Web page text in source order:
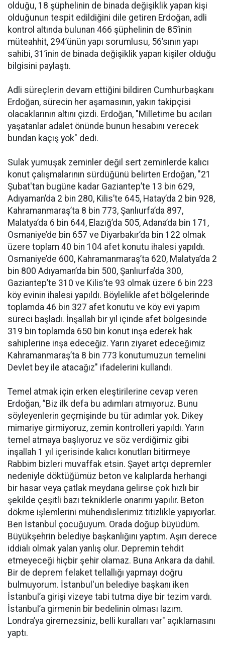
olduğu, 18 şüphelinin de binada değişiklik yapan kişi
olduğunun tespit edildiğini dile getiren Erdoğan, adli
kontrol altında bulunan 466 şüphelinin de 85’inin
müteahhit, 294’ünün yapı sorumlusu, 56’sının yapı
sahibi, 31’inin de binada değişiklik yapan kişiler olduğu
bilgisini paylaştı.
Adli süreçlerin devam ettiğini bildiren Cumhurbaşkanı
Erdoğan, sürecin her aşamasının, yakın takipçisi
olacaklarının altını çizdi. Erdoğan, "Milletime bu acıları
yaşatanlar adalet önünde bunun hesabını verecek
bundan kaçış yok" dedi.
Sulak yumuşak zeminler değil sert zeminlerde kalıcı
konut çalışmalarının sürdüğünü belirten Erdoğan, "21
Şubat'tan bugüne kadar Gaziantep’te 13 bin 629,
Adıyaman’da 2 bin 280, Kilis’te 645, Hatay’da 2 bin 928,
Kahramanmaraş’ta 8 bin 773, Şanlıurfa’da 897,
Malatya’da 6 bin 644, Elazığ’da 505, Adana’da bin 171,
Osmaniye’de bin 657 ve Diyarbakır’da bin 122 olmak
üzere toplam 40 bin 104 afet konutu ihalesi yapıldı.
Osmaniye’de 600, Kahramanmaraş’ta 620, Malatya’da 2
bin 800 Adıyaman’da bin 500, Şanlıurfa’da 300,
Gaziantep’te 310 ve Kilis’te 93 olmak üzere 6 bin 223
köy evinin ihalesi yapıldı. Böylelikle afet bölgelerinde
toplamda 46 bin 327 afet konutu ve köy evi yapım
süreci başladı. İnşallah bir yıl içinde afet bölgesinde
319 bin toplamda 650 bin konut inşa ederek hak
sahiplerine inşa edeceğiz. Yarın ziyaret edeceğimiz
Kahramanmaraş’ta 8 bin 773 konutumuzun temelini
Devlet bey ile atacağız" ifadelerini kullandı.
Temel atmak için erken eleştirilerine cevap veren
Erdoğan, ”Biz ilk defa bu adımları atmıyoruz. Bunu
söyleyenlerin geçmişinde bu tür adımlar yok. Dikey
mimariye girmiyoruz, zemin kontrolleri yapıldı. Yarın
temel atmaya başlıyoruz ve söz verdiğimiz gibi
inşallah 1 yıl içerisinde kalıcı konutları bitirmeye
Rabbim bizleri muvaffak etsin. Şayet artçı depremler
nedeniyle döktüğümüz beton ve kalıplarda herhangi
bir hasar veya çatlak meydana gelirse çok hızlı bir
şekilde çeşitli bazı tekniklerle onarımı yapılır. Beton
dökme işlemlerini mühendislerimiz titizlikle yapıyorlar.
Ben İstanbul çocuğuyum. Orada doğup büyüdüm.
Büyükşehrin belediye başkanlığını yaptım. Aşırı derece
iddialı olmak yalan yanlış olur. Depremin tehdit
etmeyeceği hiçbir şehir olamaz. Buna Ankara da dahil.
Bir de deprem felaket tellallığı yapmayı doğru
bulmuyorum. İstanbul'un belediye başkanı iken
İstanbul’a girişi vizeye tabi tutma diye bir tezim vardı.
İstanbul’a girmenin bir bedelinin olması lazım.
Londra’ya giremezsiniz, belli kuralları var" açıklamasını
yaptı.